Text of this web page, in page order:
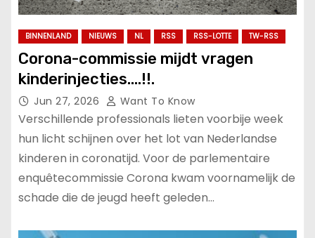
BINNENLAND NIEUWS NL RSS RSS-LOTTE TW-RSS
Corona-commissie mijdt vragen
kinderinjecties….!!.
Jun 27, 2026 Want To Know
Verschillende professionals lieten voorbije week
hun licht schijnen over het lot van Nederlandse
kinderen in coronatijd. Voor de parlementaire
enquêtecommissie Corona kwam voornamelijk de
schade die de jeugd heeft geleden…